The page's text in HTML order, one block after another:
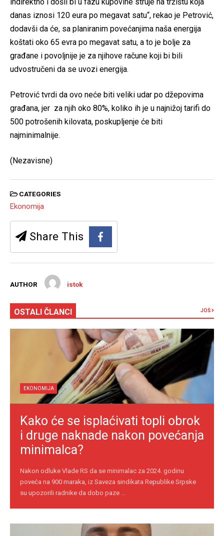
danas iznosi 120 eura po megavat satu“, rekao je Petrović,
dodavši da će, sa planiranim povećanjima naša energija
koštati oko 65 evra po megavat satu, a to je bolje za
građane i povoljnije je za njihove račune koji bi bili
udvostručeni da se uvozi energija.
Petrović tvrdi da ovo neće biti veliki udar po džepovima
građana, jer za njih oko 80%, koliko ih je u najnižoj tarifi do
500 potrošenih kilovata, poskupljenje će biti
najminimalnije.
(Nezavisne)
CATEGORIES
Ekonomija
Share This
AUTHOR istok
OSTALI ČLANCI JOŠ
EKONOMIJA
Kako će se isplaćivati topli obrok
i druge naknade nakon povećanja
minimalca?
Nakon odluke Vlade RS da se minimalac za 2024. godinu
poveća na 900 maraka, iz Saveza sindikata Republike Srpske
su upozorili radnike da dobo paze ...